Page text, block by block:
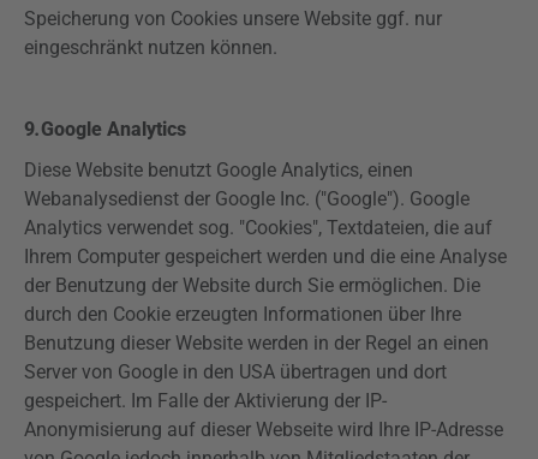
Speicherung von Cookies unsere Website ggf. nur
eingeschränkt nutzen können.
9.Google Analytics
Diese Website benutzt Google Analytics, einen
Webanalysedienst der Google Inc. ("Google"). Google
Analytics verwendet sog. "Cookies", Textdateien, die auf
Ihrem Computer gespeichert werden und die eine Analyse
der Benutzung der Website durch Sie ermöglichen. Die
durch den Cookie erzeugten Informationen über Ihre
Benutzung dieser Website werden in der Regel an einen
Server von Google in den USA übertragen und dort
gespeichert. Im Falle der Aktivierung der IP-
Anonymisierung auf dieser Webseite wird Ihre IP-Adresse